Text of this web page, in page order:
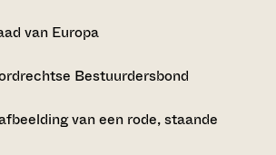
van Europa
Bestuurdersbond
van een rode, staande